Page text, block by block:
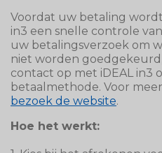
Voordat uw betaling
in3 een snelle controle
uw betalingsverzoek om
niet worden
contact op met iDEAL in3
betaalmethode. Voor
bezoek de website.
Hoe het werkt: